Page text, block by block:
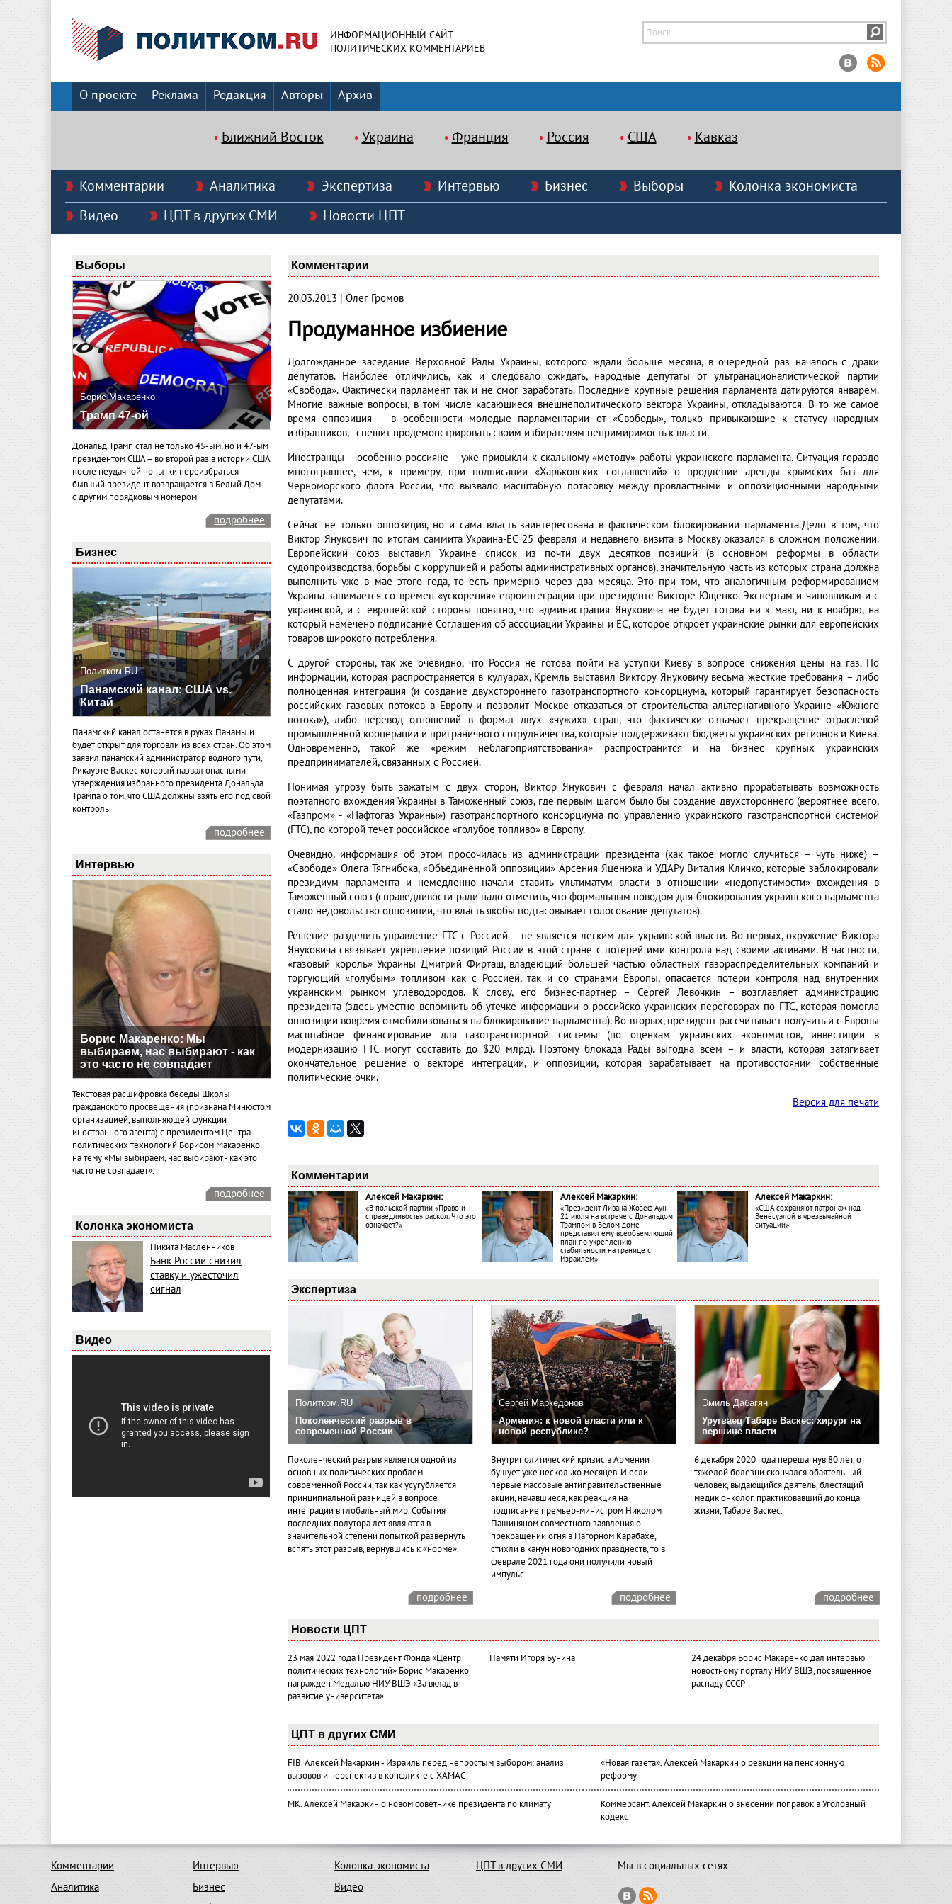
ИНФОРМАЦИОННЫЙ САЙТ
ПОЛИТИЧЕСКИХ КОММЕНТАРИЕВ
О проекте Реклама Редакция Авторы Архив
Ближний Восток Украина Франция Россия США Кавказ
Комментарии Аналитика Экспертиза Интервью Бизнес Выборы
Колонка экономиста
Видео
ЦПТ в других СМИ Новости ЦПТ
Выборы
Борис Макаренко
Трамп 47-ой
Дональд Трамп стал не только 45-ым, но и 47-ым
президентом США – во второй раз в истории США
после неудачной попытки переизбраться
бывший президент возвращается в Белый Дом –
с другим порядковым номером.
подробнее
Бизнес
Политком.RU
Панамский канал: США vs.
Китай
Панамский канал останется в руках Панамы и
будет открыт для торговли из всех стран. Об этом
заявил панамский администратор водного пути,
Рикаурте Васкес который назвал опасными
утверждения избранного президента Дональда
Трампа о том, что США должны взять его под свой
контроль.
подробнее
Интервью
Борис Макаренко: Мы
выбираем, нас выбирают - как
это часто не совпадает
Текстовая расшифровка беседы Школы
гражданского просвещения (признана Минюстом
организацией, выполняющей функции
иностранного агента) с президентом Центра
политических технологий Борисом Макаренко
на тему «Мы выбираем, нас выбирают - как это
часто не совпадает».
подробнее
Колонка экономиста
Никита Масленников
Банк России снизил
ставку и ужесточил
сигнал
Видео
Комментарии
20.03.2013 | Олег Громов
Продуманное избиение
Долгожданное заседание Верховной Рады Украины, которого ждали больше месяца, в очередной раз началось с драки
депутатов. Наиболее отличились, как и следовало ожидать, народные депутаты от ультранационалистической партии
«Свобода». Фактически парламент так и не смог заработать. Последние крупные решения парламента датируются январем.
Многие важные вопросы, в том числе касающиеся внешнеполитического вектора Украины, откладываются. В то же самое
время оппозиция – в особенности молодые парламентарии от «Свободы», только привыкающие к статусу народных
избранников, - спешит продемонстрировать своим избирателям непримиримость к власти.
Иностранцы – особенно россияне – уже привыкли к скальному «методу» работы украинского парламента. Ситуация гораздо
многограннее, чем, к примеру, при подписании «Харьковских соглашений» о продлении аренды крымских баз для
Черноморского флота России, что вызвало масштабную потасовку между провластными и оппозиционными народными
депутатами.
Сейчас не только оппозиция, но и сама власть заинтересована в фактическом блокировании парламента.Дело в том, что
Виктор Янукович по итогам саммита Украина-ЕС 25 февраля и недавнего визита в Москву оказался в сложном положении.
Европейский союз выставил Украине список из почти двух десятков позиций (в основном реформы в области
судопроизводства, борьбы с коррупцией и работы административных органов), значительную часть из которых страна должна
выполнить уже в мае этого года, то есть примерно через два месяца. Это при том, что аналогичным реформированием
Украина занимается со времен «ускорения» евроинтеграции при президенте Викторе Ющенко. Экспертам и чиновникам и с
украинской, и с европейской стороны понятно, что администрация Януковича не будет готова ни к маю, ни к ноябрю, на
который намечено подписание Соглашения об ассоциации Украины и ЕС, которое откроет украинские рынки для европейских
товаров широкого потребления.
С другой стороны, так же очевидно, что Россия не готова пойти на уступки Киеву в вопросе снижения цены на газ. По
информации, которая распространяется в кулуарах, Кремль выставил Виктору Януковичу весьма жесткие требования – либо
полноценная интеграция (и создание двухстороннего газотранспортного консорциума, который гарантирует безопасность
российских газовых потоков в Европу и позволит Москве отказаться от строительства альтернативного Украине «Южного
потока»), либо перевод отношений в формат двух «чужих» стран, что фактически означает прекращение отраслевой
промышленной кооперации и приграничного сотрудничества, которые поддерживают бюджеты украинских регионов и Киева.
Одновременно, такой же «режим неблагоприятствования» распространится и на бизнес крупных украинских
предпринимателей, связанных с Россией.
Понимая угрозу быть зажатым с двух сторон, Виктор Янукович с февраля начал активно прорабатывать возможность
поэтапного вхождения Украины в Таможенный союз, где первым шагом было бы создание двухстороннего (вероятнее всего,
«Газпром» - «Нафтогаз Украины») газотранспортного консорциума по управлению украинского газотранспортной системой
(ГТС), по которой течет российское «голубое топливо» в Европу.
Очевидно, информация об этом просочилась из администрации президента (как такое могло случиться – чуть ниже) –
«Свободе» Олега Тягнибока, «Объединенной оппозиции» Арсения Яценюка и УДАРу Виталия Кличко, которые заблокировали
президиум парламента и немедленно начали ставить ультиматум власти в отношении «недопустимости» вхождения в
Таможенный союз (справедливости ради надо отметить, что формальным поводом для блокирования украинского парламента
стало недовольство оппозиции, что власть якобы подтасовывает голосование депутатов).
Решение разделить управление ГТС с Россией – не является легким для украинской власти. Во-первых, окружение Виктора
Януковича связывает укрепление позиций России в этой стране с потерей ими контроля над своими активами. В частности,
«газовый король» Украины Дмитрий Фирташ, владеющий большей частью областных газораспределительных компаний и
торгующий «голубым» топливом как с Россией, так и со странами Европы, опасается потери контроля над внутренних
украинским рынком углеводородов. К слову, его бизнес-партнер – Сергей Левочкин – возглавляет администрацию
президента (здесь уместно вспомнить об утечке информации о российско-украинских переговорах по ГТС, которая помогла
оппозиции вовремя отмобилизоваться на блокирование парламента). Во-вторых, президент рассчитывает получить и с Европы
масштабное финансирование для газотранспортной системы (по оценкам украинских экономистов, инвестиции в
модернизацию ГТС могут составить до $20 млрд). Поэтому блокада Рады выгодна всем – и власти, которая затягивает
окончательное решение о векторе интеграции, и оппозиции, которая зарабатывает на противостоянии собственные
политические очки.
Версия для печати
Комментарии
Алексей Макаркин:
«В польской партии «Право и
справедливость» раскол. Что это
означает?»
Алексей Макаркин:
«Президент Ливана Жозеф Аун
21 июля на встрече с Дональдом
Трампом в Белом доме
представил ему всеобъемлющий
план по укреплению
стабильности на границе с
Израилем»
Алексей Макаркин:
«США сохраняют патронаж над
Венесуэлой в чрезвычайной
ситуации»
Экспертиза
Политком.RU
Поколенческий разрыв в
современной России
Поколенческий разрыв является одной из
основных политических проблем
современной России, так как усугубляется
принципиальной разницей в вопросе
интеграции в глобальный мир. События
последних полутора лет являются в
значительной степени попыткой развернуть
вспять этот разрыв, вернувшись к «норме».
Сергей Маркедонов
Армения: к новой власти или к
новой республике?
Внутриполитический кризис в Армении
бушует уже несколько месяцев. И если
первые массовые антиправительственные
акции, начавшиеся, как реакция на
подписание премьер-министром Николом
Пашиняном совместного заявления о
прекращении огня в Нагорном Карабахе,
стихли в канун новогодних празднеств, то в
феврале 2021 года они получили новый
импульс.
Эмиль Дабагян
Уругваец Табаре Васкес: хирург на
вершине власти
6 декабря 2020 года перешагнув 80 лет, от
тяжелой болезни скончался обаятельный
человек, выдающийся деятель, блестящий
медик онколог, практиковавший до конца
жизни, Табаре Васкес.
подробнее подробнее подробнее
Новости ЦПТ
23 мая 2022 года Президент Фонда «Центр
политических технологий» Борис Макаренко
награжден Медалью НИУ ВШЭ «За вклад в
развитие университета»
Памяти Игоря Бунина
24 декабря Борис Макаренко дал интервью
новостному порталу НИУ ВШЭ, посвященное
распаду СССР
ЦПТ в других СМИ
FIB. Алексей Макаркин - Израиль перед непростым выбором: анализ
вызовов и перспектив в конфликте с ХАМАС
«Новая газета». Алексей Макаркин о реакции на пенсионную
реформу
МК. Алексей Макаркин о новом советнике президента по климату
Коммерсант. Алексей Макаркин о внесении поправок в Уголовный
кодекс
Комментарии
Аналитика
Интервью
Бизнес
Колонка экономиста
Видео
ЦПТ в других СМИ Мы в социальных сетях